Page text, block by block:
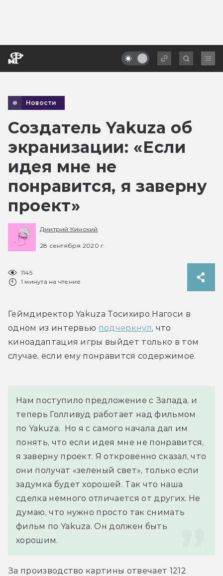
Новости
Создатель Yakuza об
экранизации: «Если
идея мне не
понравится, я заверну
проект»
Дмитрий Кинский
28 сентября 2020 г.
1145
1 минута на чтение
Геймдиректор Yakuza Тосихиро Нагоси в
одном из интервью подчеркнул, что
киноадаптация игры выйдет только в том
случае, если ему понравится содержимое.
Нам поступило предложение с Запада, и
теперь Голливуд работает над фильмом
по Yakuza.  Но я с самого начала дал им
понять, что если идея мне не понравится,
я заверну проект. Я откровенно сказал, что
они получат «зеленый свет», только если
задумка будет хорошей. Так что наша
сделка немного отличается от других. Не
думаю, что нужно просто так снимать
фильм по Yakuza. Он должен быть
хорошим.
За производство картины отвечает 1212